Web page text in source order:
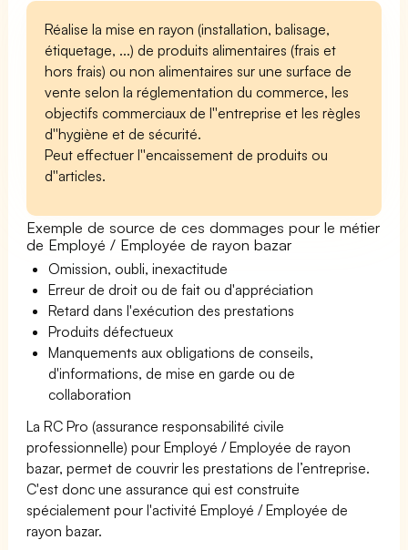
Réalise la mise en rayon (installation, balisage,
étiquetage, ...) de produits alimentaires (frais et
hors frais) ou non alimentaires sur une surface de
vente selon la réglementation du commerce, les
objectifs commerciaux de l''entreprise et les règles
d''hygiène et de sécurité.
Peut effectuer l''encaissement de produits ou
d''articles.
Exemple de source de ces dommages pour le métier
de Employé / Employée de rayon bazar
Omission, oubli, inexactitude
Erreur de droit ou de fait ou d'appréciation
Retard dans l'exécution des prestations
Produits défectueux
Manquements aux obligations de conseils,
d'informations, de mise en garde ou de
collaboration
La RC Pro (assurance responsabilité civile
professionnelle) pour Employé / Employée de rayon
bazar, permet de couvrir les prestations de l’entreprise.
C'est donc une assurance qui est construite
spécialement pour l'activité Employé / Employée de
rayon bazar.